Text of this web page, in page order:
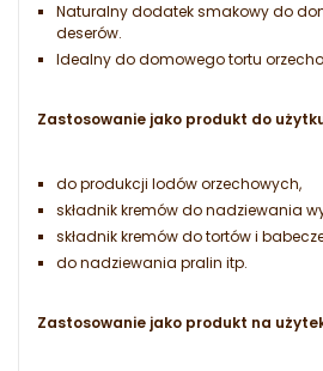
Naturalny dodatek smakowy do
deserów.
Idealny do domowego tortu
Zastosowanie jako produkt do
do produkcji lodów orzechowych,
składnik kremów do nadziewania
składnik kremów do tortów i
do nadziewania pralin itp.
Zastosowanie jako produkt na